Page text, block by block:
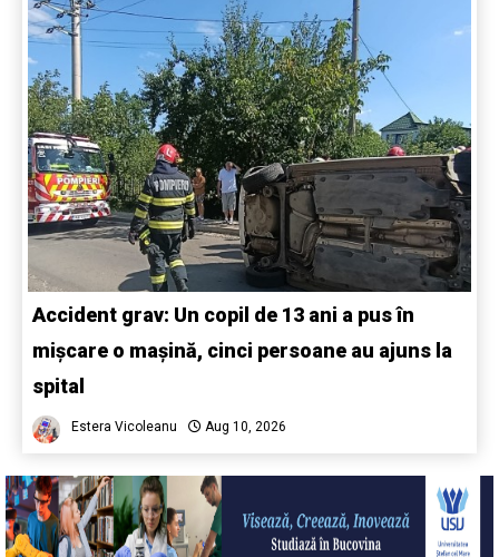
Accident grav: Un copil de 13 ani a pus în
mișcare o mașină, cinci persoane au ajuns la
spital
Estera Vicoleanu Aug 10, 2026